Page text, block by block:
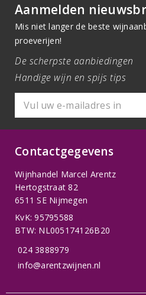
Aanmelden
Mis niet langer de beste
proeverijen!
De scherpste aanbiedingen
Handige wijn en spijs tips
Contactgegevens
Wijnhandel Marcel Arentz
Hertogstraat 82
6511 SE Nijmegen
KvK: 95795588
BTW: NL005174126B20
024 3888979
info@arentzwijnen.nl